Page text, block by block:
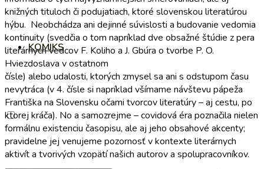
KOMIKS
knižných tituloch či podujatiach, ktoré slovenskou literatúrou
hýbu. Neobchádza ani dejinné súvislosti a budovanie vedomia
kontinuity (svedčia o tom napríklad dve obsažné štúdie z pera
literárnych vedcov F. Koliho a J. Gbúra o tvorbe P. O.
Hviezdoslava v ostatnom
čísle) alebo udalosti, ktorých zmysel sa ani s odstupom času
nevytráca (v 4. čísle si napríklad všímame návštevu pápeža
Františka na Slovensku očami tvorcov literatúry – aj cestu, po
ktorej kráča). No a samozrejme – covidová éra poznačila nielen
formálnu existenciu časopisu, ale aj jeho obsahové akcenty;
pravidelne jej venujeme pozornosť v kontexte literárnych
aktivít a tvorivých vzopätí našich autorov a spolupracovníkov.